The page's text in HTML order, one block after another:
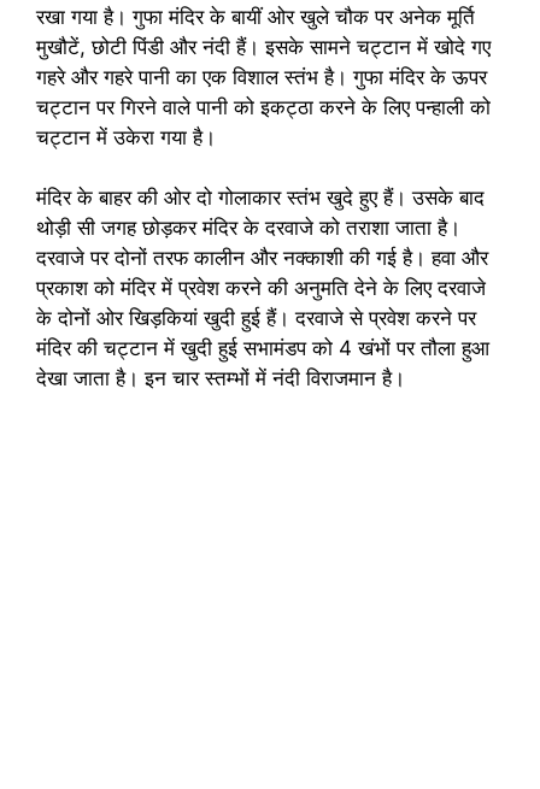
रखा गया है। गुफा मंदिर के बायीं ओर खुले चौक पर अनेक मूर्ति
मुखौटें, छोटी पिंडी और नंदी हैं। इसके सामने चट्टान में खोदे गए
गहरे और गहरे पानी का एक विशाल स्तंभ है। गुफा मंदिर के ऊपर
चट्टान पर गिरने वाले पानी को इकट्ठा करने के लिए पन्हाली को
चट्टान में उकेरा गया है।
मंदिर के बाहर की ओर दो गोलाकार स्तंभ खुदे हुए हैं। उसके बाद
थोड़ी सी जगह छोड़कर मंदिर के दरवाजे को तराशा जाता है।
दरवाजे पर दोनों तरफ कालीन और नक्काशी की गई है। हवा और
प्रकाश को मंदिर में प्रवेश करने की अनुमति देने के लिए दरवाजे
के दोनों ओर खिड़कियां खुदी हुई हैं। दरवाजे से प्रवेश करने पर
मंदिर की चट्टान में खुदी हुई सभामंडप को 4 खंभों पर तौला हुआ
देखा जाता है। इन चार स्तम्भों में नंदी विराजमान है।